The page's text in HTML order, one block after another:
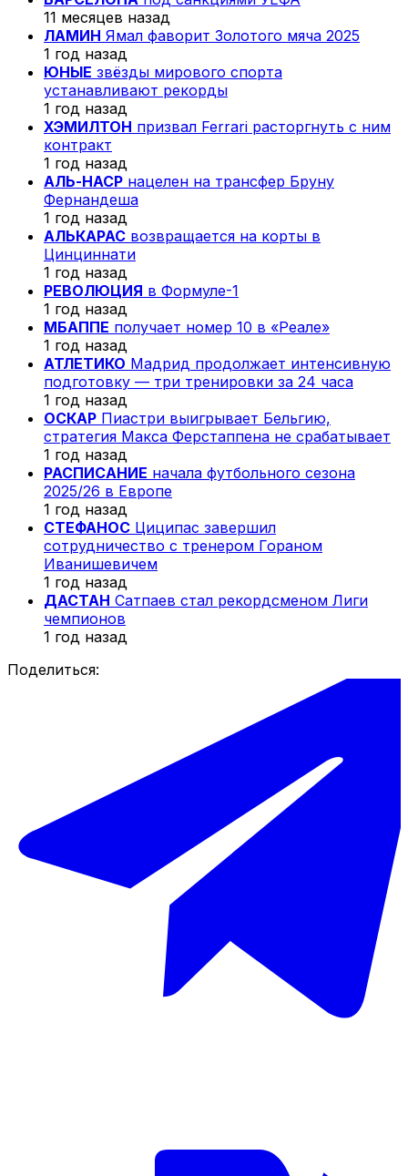
11 месяцев назад
ЛАМИН Ямал фаворит Золотого мяча 2025
1 год назад
ЮНЫЕ звёзды мирового спорта
устанавливают рекорды
1 год назад
ХЭМИЛТОН призвал Ferrari расторгнуть с ним
контракт
1 год назад
АЛЬ-НАСР нацелен на трансфер Бруну
Фернандеша
1 год назад
АЛЬКАРАС возвращается на корты в
Цинциннати
1 год назад
РЕВОЛЮЦИЯ в Формуле-1
1 год назад
МБАППЕ получает номер 10 в «Реале»
1 год назад
АТЛЕТИКО Мадрид продолжает интенсивную
подготовку — три тренировки за 24 часа
1 год назад
ОСКАР Пиастри выигрывает Бельгию,
стратегия Макса Ферстаппена не срабатывает
1 год назад
РАСПИСАНИЕ начала футбольного сезона
2025/26 в Европе
1 год назад
СТЕФАНОС Циципас завершил
сотрудничество с тренером Гораном
Иванишевичем
1 год назад
ДАСТАН Сатпаев стал рекордсменом Лиги
чемпионов
1 год назад
Поделиться: